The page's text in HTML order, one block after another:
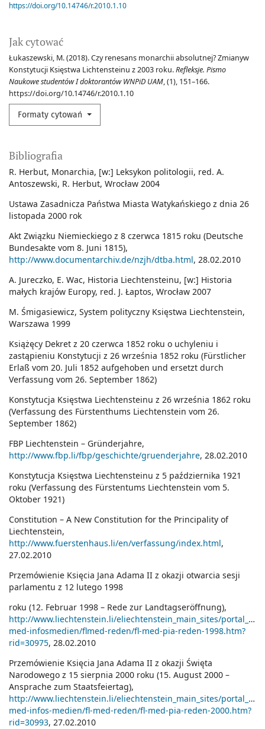
Jak cytować
Łukaszewski, M. (2018). Czy renesans monarchii absolutnej? Zmianyw
Konstytucji Księstwa Lichtensteinu z 2003 roku.Refleksje. Pismo
Naukowe studentów I doktorantów WNPiD UAM, (1), 151–166.
https://doi.org/10.14746/r.2010.1.10
Formaty cytowań
https://doi.org/10.14746/r.2010.1.10
Bibliografia
R. Herbut, Monarchia, [w:] Leksykon politologii, red. A.
Antoszewski, R. Herbut, Wrocław 2004
Ustawa Zasadnicza Państwa Miasta Watykańskiego z dnia 26
listopada 2000 rok
Akt Związku Niemieckiego z 8 czerwca 1815 roku (Deutsche
Bundesakte vom 8. Juni 1815),
http://www.documentarchiv.de/nzjh/dtba.html, 28.02.2010
A. Jureczko, E. Wac, Historia Liechtensteinu, [w:] Historia
małych krajów Europy, red. J. Łaptos, Wrocław 2007
M. Śmigasiewicz, System polityczny Księstwa Liechtenstein,
Warszawa 1999
Książęcy Dekret z 20 czerwca 1852 roku o uchyleniu i
zastąpieniu Konstytucji z 26 września 1852 roku (Fürstlicher
Erlaß vom 20. Juli 1852 aufgehoben und ersetzt durch
Verfassung vom 26. September 1862)
Konstytucja Księstwa Liechtensteinu z 26 września 1862 roku
(Verfassung des Fürstenthums Liechtenstein vom 26.
September 1862)
FBP Liechtenstein – Gründerjahre,
http://www.fbp.li/fbp/geschichte/gruenderjahre, 28.02.2010
Konstytucja Księstwa Liechtensteinu z 5 października 1921
roku (Verfassung des Fürstentums Liechtenstein vom 5.
Oktober 1921)
Constitution – A New Constitution for the Principality of
Liechtenstein,
http://www.fuerstenhaus.li/en/verfassung/index.html,
27.02.2010
Przemówienie Księcia Jana Adama II z okazji otwarcia sesji
parlamentu z 12 lutego 1998
roku (12. Februar 1998 – Rede zur Landtagseröffnung),
http://www.liechtenstein.li/eliechtenstein_main_sites/
med-infosmedien/flmed-reden/fl-med-pia-reden-1998.htm?
rid=30975, 28.02.2010
Przemówienie Księcia Jana Adama II z okazji Święta
Narodowego z 15 sierpnia 2000 roku (15. August 2000 –
Ansprache zum Staatsfeiertag),
http://www.liechtenstein.li/eliechtenstein_main_sites/
med-infos-medien/fl-med-reden/fl-med-pia-reden-2000.htm?
rid=30993, 27.02.2010